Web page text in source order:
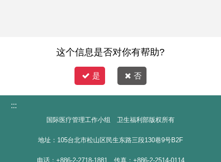
这个信息是否对你有帮助?
是 否
:::
国际医疗管理工作小组 卫生福利部版权所有
地址：105台北市松山区民生东路三段130巷9号B2F
电话：+886-2-2718-1881 传真：+886-2-2514-0114